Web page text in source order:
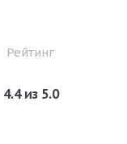
Рейтинг
4.4 из 5.0